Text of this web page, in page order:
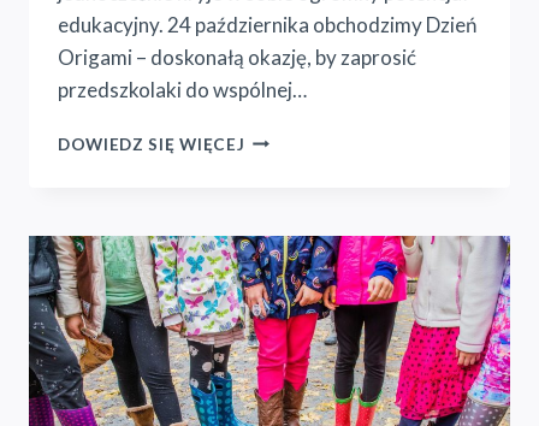
edukacyjny. 24 października obchodzimy Dzień
Origami – doskonałą okazję, by zaprosić
przedszkolaki do wspólnej…
DOWIEDZ SIĘ WIĘCEJ ORIGAMI
DZIEŃ
ORIGAMI
JAKO
ŚWIĘTO
KREATYWNOŚCI
I
SPRAWNYCH
RĄCZEK.